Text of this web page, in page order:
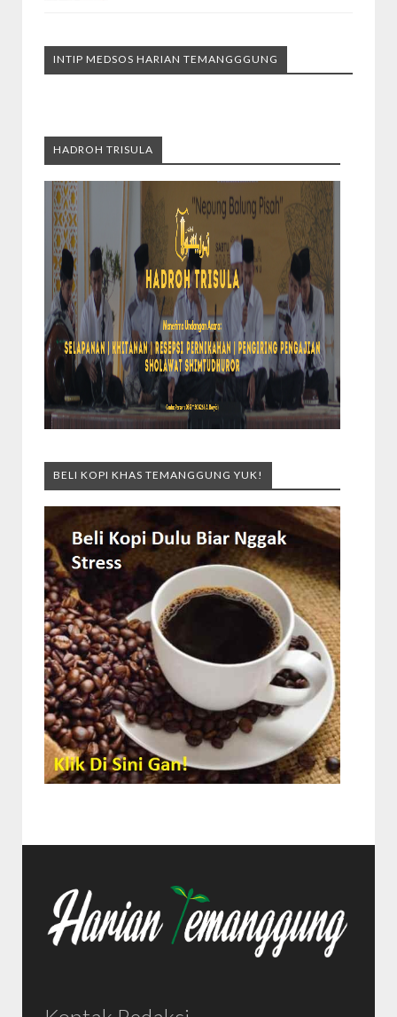
INTIP MEDSOS HARIAN TEMANGGGUNG
HADROH TRISULA
BELI KOPI KHAS TEMANGGUNG YUK!